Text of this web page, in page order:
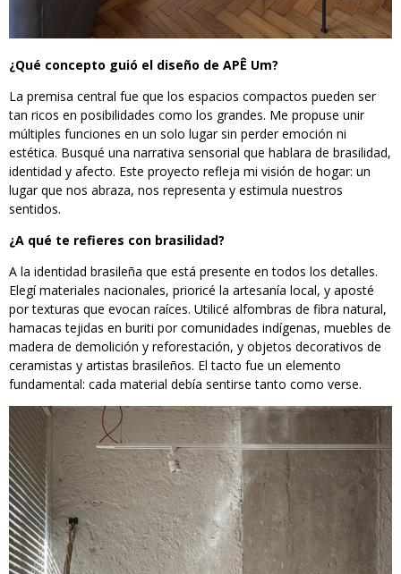
¿Qué concepto guió el diseño de APÊ Um?
La premisa central fue que los espacios compactos pueden ser
tan ricos en posibilidades como los grandes. Me propuse unir
múltiples funciones en un solo lugar sin perder emoción ni
estética. Busqué una narrativa sensorial que hablara de brasilidad,
identidad y afecto. Este proyecto refleja mi visión de hogar: un
lugar que nos abraza, nos representa y estimula nuestros
sentidos.
¿A qué te refieres con brasilidad?
A la identidad brasileña que está presente en todos los detalles.
Elegí materiales nacionales, prioricé la artesanía local, y aposté
por texturas que evocan raíces. Utilicé alfombras de fibra natural,
hamacas tejidas en buriti por comunidades indígenas, muebles de
madera de demolición y reforestación, y objetos decorativos de
ceramistas y artistas brasileños. El tacto fue un elemento
fundamental: cada material debía sentirse tanto como verse.